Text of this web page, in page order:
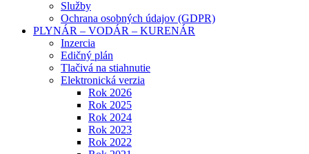
Služby
Ochrana osobných údajov (GDPR)
PLYNÁR – VODÁR – KURENÁR
Inzercia
Edičný plán
Tlačivá na stiahnutie
Elektronická verzia
Rok 2026
Rok 2025
Rok 2024
Rok 2023
Rok 2022